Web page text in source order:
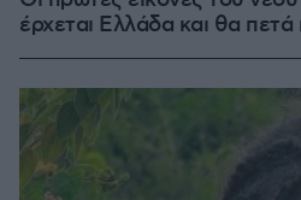
έρχεται Ελλάδα και θα πετά